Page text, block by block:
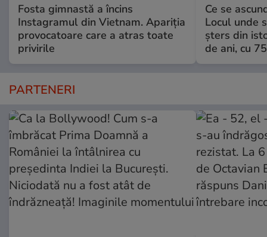
Fosta gimnastă a încins
Instagramul din Vietnam. Apariția
provocatoare care a atras toate
privirile
Ce se
Locul unde
șters din
de ani, cu
PARTENERI